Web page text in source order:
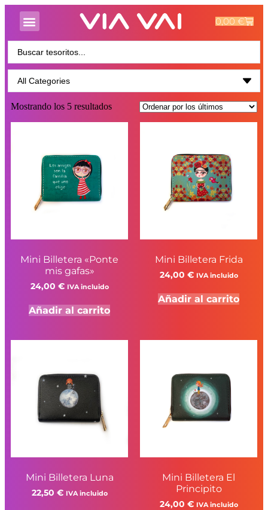
0,00€
Mostrando los 5 resultados
Mini Billetera «Ponte
mis gafas»
24,00 € IVA incluido
Añadir al carrito
Mini Billetera Frida
24,00 € IVA incluido
Añadir al carrito
Mini Billetera Luna
22,50 € IVA incluido
Mini Billetera El
Principito
24,00 € IVA incluido